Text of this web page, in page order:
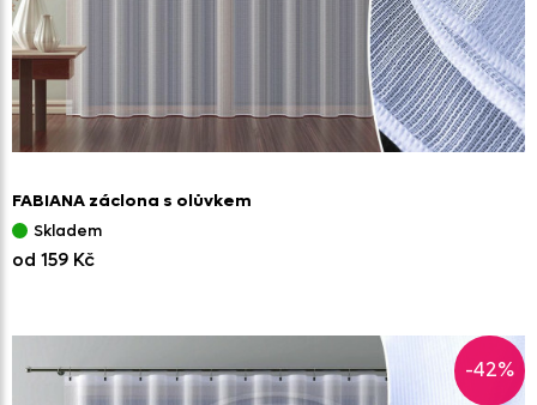
FABIANA záclona s olůvkem
Skladem
od 159 Kč
-42%